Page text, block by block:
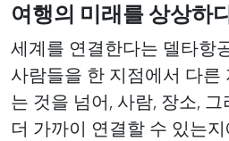
여행의 미래를 상상하
세계를 연결한다는 델타항
사람들을 한 지점에서 다른
는 것을 넘어, 사람, 장소,
더 가까이 연결할 수 있는